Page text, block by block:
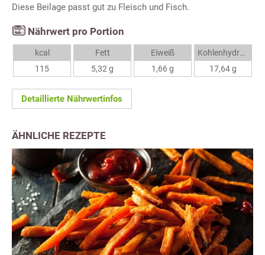
Diese Beilage passt gut zu Fleisch und Fisch.
Nährwert pro Portion
kcal
115
Fett
5,32 g
Eiweiß
1,66 g
Kohlenhydrate
17,64 g
Detaillierte Nährwertinfos
ÄHNLICHE REZEPTE